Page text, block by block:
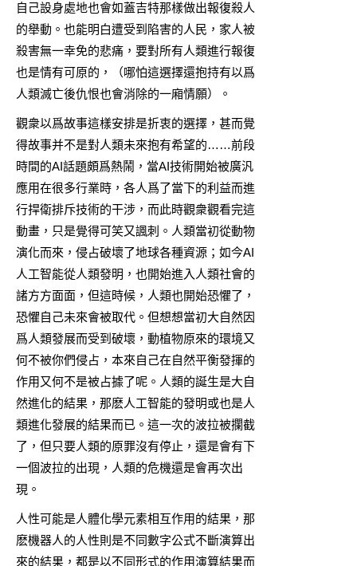
自己設身處地也會如蓋吉特那樣做出報復殺人
的舉動。也能明白遭受到陷害的人民，家人被
殺害無一幸免的悲痛，要對所有人類進行報復
也是情有可原的，（哪怕這選擇還抱持有以爲
人類滅亡後仇恨也會消除的一廂情願）。
觀衆以爲故事這樣安排是折衷的選擇，甚而覺
得故事并不是對人類未來抱有希望的……前段
時間的AI話題頗爲熱鬧，當AI技術開始被廣汎
應用在很多行業時，各人爲了當下的利益而進
行捍衛排斥技術的干涉，而此時觀衆觀看完這
動畫，只是覺得可笑又諷刺。人類當初從動物
演化而來，侵占破壞了地球各種資源；如今AI
人工智能從人類發明，也開始進入人類社會的
諸方方面面，但這時候，人類也開始恐懼了，
恐懼自己未來會被取代。但想想當初大自然因
爲人類發展而受到破壞，動植物原來的環境又
何不被你們侵占，本來自己在自然平衡發揮的
作用又何不是被占據了呢。人類的誕生是大自
然進化的結果，那麽人工智能的發明或也是人
類進化發展的結果而已。這一次的波拉被攔截
了，但只要人類的原罪沒有停止，還是會有下
一個波拉的出現，人類的危機還是會再次出
現。
人性可能是人體化學元素相互作用的結果，那
麽機器人的人性則是不同數字公式不斷演算出
來的結果，都是以不同形式的作用演算結果而